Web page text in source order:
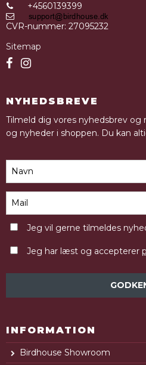
+4560139399
CVR-nummer: 27095232
Sitemap
NYHEDSBREVE
Tilmeld dig vores nyhedsbrev og
og nyheder i shoppen. Du kan
Jeg vil gerne tilmeldes
Jeg har læst og accepterer
INFORMATION
Birdhouse Showroom